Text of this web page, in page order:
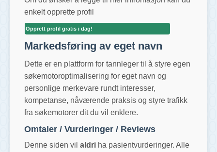
enkelt opprette profil
Opprett profil gratis i dag!
Markedsføring av eget navn
Dette er en plattform for tannleger til å styre egen
søkemotoroptimalisering for eget navn og
personlige merkevare rundt interesser,
kompetanse, nåværende praksis og styre trafikk
fra søkemotorer dit du vil enklere.
Omtaler / Vurderinger / Reviews
Denne siden vil aldri ha pasientvurderinger. Alle